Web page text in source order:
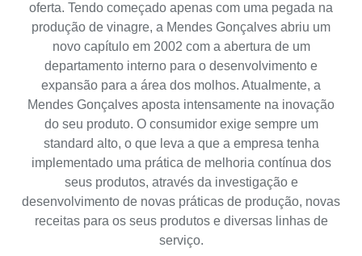
oferta. Tendo começado apenas com uma pegada na
produção de vinagre, a Mendes Gonçalves abriu um
novo capítulo em 2002 com a abertura de um
departamento interno para o desenvolvimento e
expansão para a área dos molhos. Atualmente, a
Mendes Gonçalves aposta intensamente na inovação
do seu produto. O consumidor exige sempre um
standard alto, o que leva a que a empresa tenha
implementado uma prática de melhoria contínua dos
seus produtos, através da investigação e
desenvolvimento de novas práticas de produção, novas
receitas para os seus produtos e diversas linhas de
serviço.